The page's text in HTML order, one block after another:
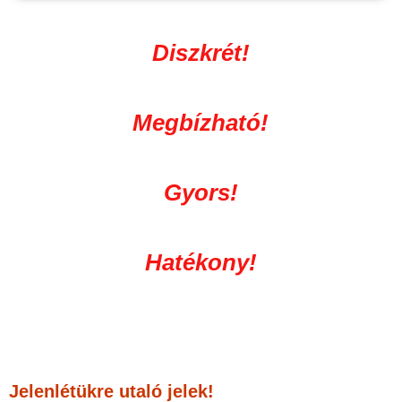
Diszkrét!
Megbízható!
Gyors!
Hatékony!
Jelenlétükre utaló jelek!